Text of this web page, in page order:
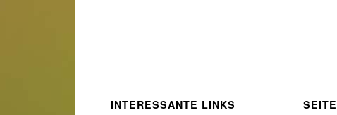
INTERESSANTE LINKS